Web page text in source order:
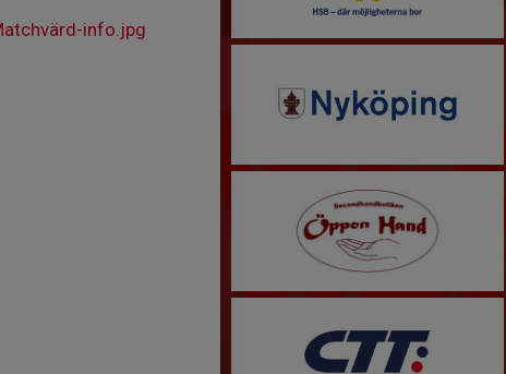
info.jpg